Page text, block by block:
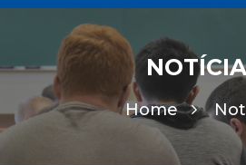
Home